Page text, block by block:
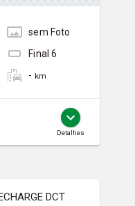
sem Foto
Final6
- km
Detalhes
DCT